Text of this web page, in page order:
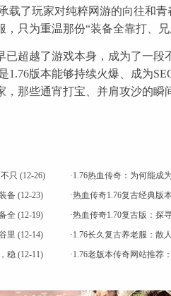
载了玩家对纯粹网游的向往和
只为重温那份“装备全靠打、兄
已超越了游戏本身，成为了一段
1.76版本能够持续火爆、成为
，那些通宵打宝、并肩攻沙的瞬
只 (12-26) ·1.76热血传奇：为何能成
备 (12-23) ·热血传奇1.76复古经典版
全 (12-19) ·热血传奇1.70复古版：探
里 (12-14) ·1.76长久复古养老服：散
稳 (12-11) ·1.76老版本传奇网站推荐